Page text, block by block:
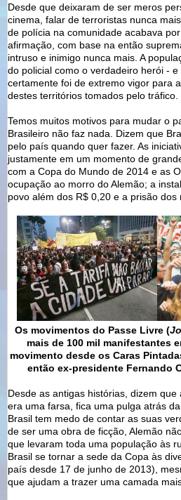
Desde que deixaram de ser meros
cinema, falar de terroristas nunca
de polícia na comunidade acabava
afirmação, com base na então
intruso e inimigo nunca mais. A
do policial como o verdadeiro herói -
certamente foi de extremo vigor para
destes territórios tomados pelo tráfico.
Temos muitos motivos para mudar o
Brasileiro não faz nada. Dizem que
pelo país quando quer fazer. As
justamente em um momento de
com a Copa do Mundo de 2014 e as
ocupação ao morro do Alemão; a
povo além dos R$ 0,20 e a prisão dos
Os movimentos do Passe Livre (
mais de 100 mil manifestantes
movimento desde os Caras
então ex-presidente Fernando
Desde as antigas histórias, dizem
era uma farsa, fica uma pulga atrás
Brasil tem medo de contar as suas
de ser uma obra de ficção, Alemão
que levaram toda uma população às
Brasil se tornar a sede da Copa às
país desde 17 de junho de 2013),
que ajudam a trazer uma camada